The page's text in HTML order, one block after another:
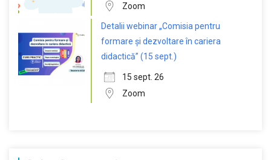
Zoom
Detalii webinar „Comisia pentru
formare și dezvoltare în cariera
didactică” (15 sept.)
15 sept. 26
Zoom